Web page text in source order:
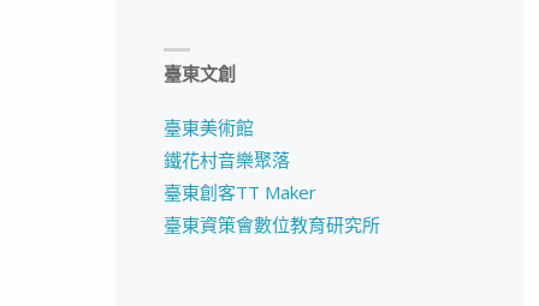
臺東文創
臺東美術館
鐵花村音樂聚落
臺東創客TT Maker
臺東資策會數位教育研究所